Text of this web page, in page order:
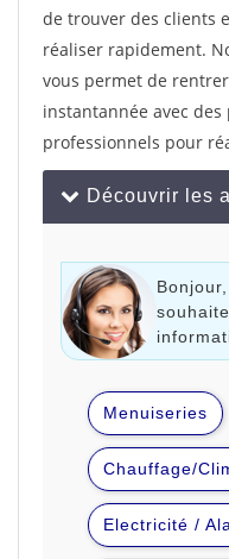
de trouver des clients
réaliser rapidement.
vous permet de
instantannée avec
professionnels pour